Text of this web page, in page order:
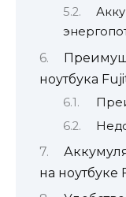
ноутбука
на ноутбуке